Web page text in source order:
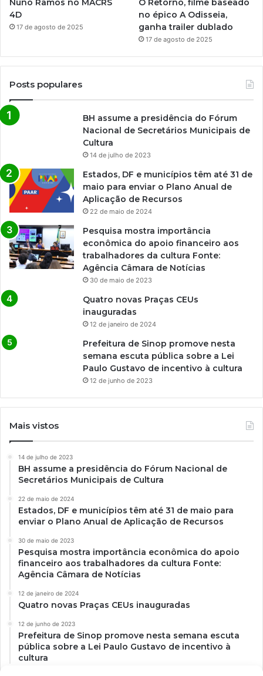
Nuno Ramos no MACRS
4D
17 de agosto de 2025
O Retorno, filme baseado
no épico A Odisseia,
ganha trailer dublado
17 de agosto de 2025
Posts populares
BH assume a presidência do Fórum
Nacional de Secretários Municipais de
Cultura
14 de julho de 2023
Estados, DF e municípios têm até 31 de
maio para enviar o Plano Anual de
Aplicação de Recursos
22 de maio de 2024
Pesquisa mostra importância
econômica do apoio financeiro aos
trabalhadores da cultura Fonte:
Agência Câmara de Notícias
30 de maio de 2023
Quatro novas Praças CEUs
inauguradas
12 de janeiro de 2024
Prefeitura de Sinop promove nesta
semana escuta pública sobre a Lei
Paulo Gustavo de incentivo à cultura
12 de junho de 2023
Mais vistos
14 de julho de 2023
BH assume a presidência do Fórum Nacional de
Secretários Municipais de Cultura
22 de maio de 2024
Estados, DF e municípios têm até 31 de maio para
enviar o Plano Anual de Aplicação de Recursos
30 de maio de 2023
Pesquisa mostra importância econômica do apoio
financeiro aos trabalhadores da cultura Fonte:
Agência Câmara de Notícias
12 de janeiro de 2024
Quatro novas Praças CEUs inauguradas
12 de junho de 2023
Prefeitura de Sinop promove nesta semana escuta
pública sobre a Lei Paulo Gustavo de incentivo à
cultura